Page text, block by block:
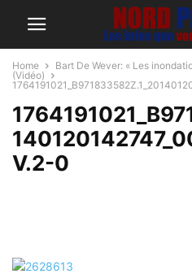
Home
Bart De Wever: « Les
(Vidéo)
V.2-0